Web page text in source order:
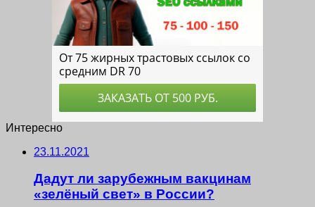
Интересно
23.11.2021
Дадут ли зарубежным вакцинам
«зелёный свет» в России?